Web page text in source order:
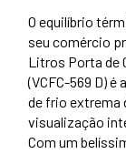
O equilíbrio
seu comércio
Litros Porta de
(VCFC-569 D)
de frio extrema
visualização
Com um